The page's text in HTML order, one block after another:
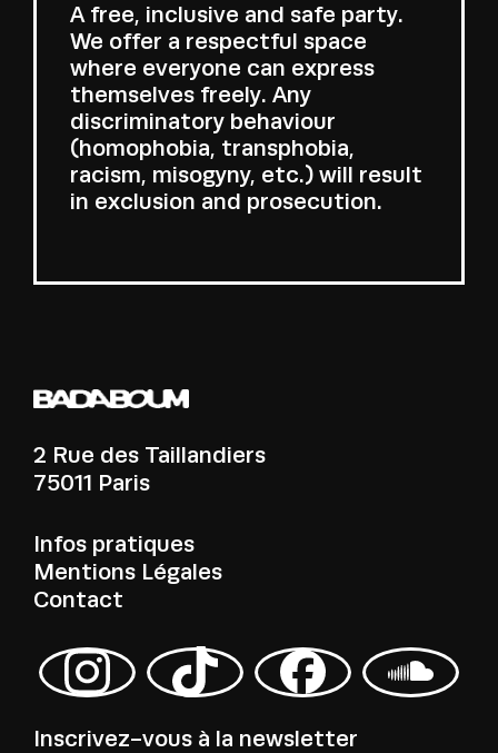
A free, inclusive and safe party.
We offer a respectful space
where everyone can express
themselves freely. Any
discriminatory behaviour
(homophobia, transphobia,
racism, misogyny, etc.) will result
in exclusion and prosecution.
2 Rue des Taillandiers
75011 Paris
Infos pratiques
Mentions Légales
Contact
Inscrivez-vous à la newsletter